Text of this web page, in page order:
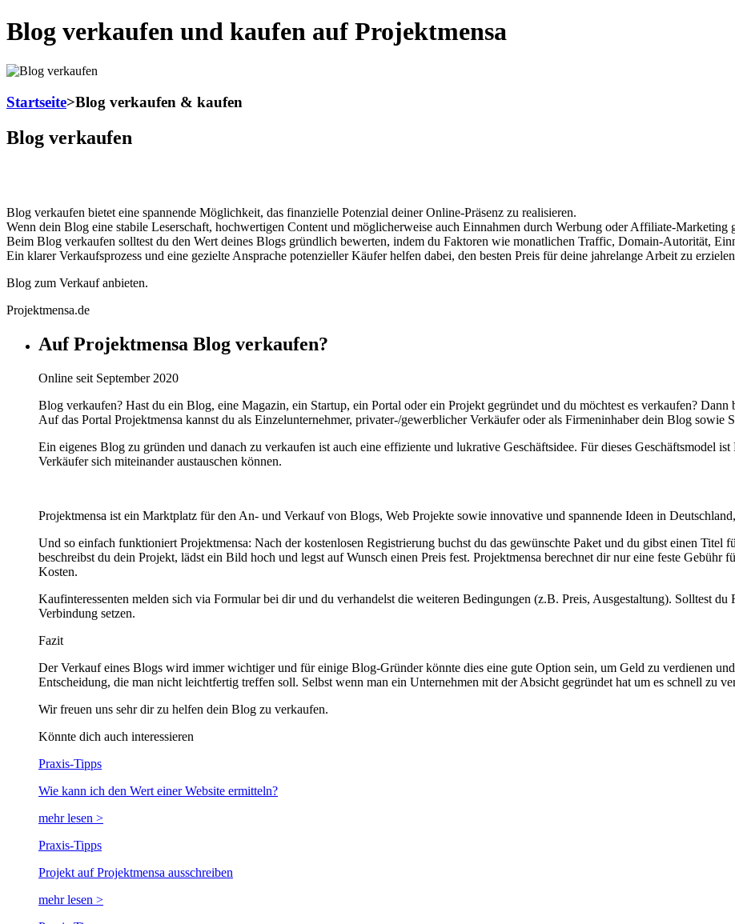
Blog verkaufen und kaufen auf Projektmensa
Startseite>Blog verkaufen & kaufen
Blog verkaufen
Blog verkaufen bietet eine spannende Möglichkeit, das finanzielle Potenzial deiner Online-Präsenz zu realisieren.
Wenn dein Blog eine stabile Leserschaft, hochwertigen Content und möglicherweise auch Einnahmen durch Werbung oder Affiliate-Marketing
Beim Blog verkaufen solltest du den Wert deines Blogs gründlich bewerten, indem du Faktoren wie monatlichen Traffic, Domain-Autorität,
Ein klarer Verkaufsprozess und eine gezielte Ansprache potenzieller Käufer helfen dabei, den besten Preis für deine jahrelange Arbeit zu
Blog zum Verkauf anbieten.
Projektmensa.de
Auf Projektmensa Blog verkaufen?
Online seit September 2020
Blog verkaufen? Hast du ein Blog, eine Magazin, ein Startup, ein Portal oder ein Projekt gegründet und du möchtest es verkaufen?
Auf das Portal Projektmensa kannst du als Einzelunternehmer, privater-/gewerblicher Verkäufer oder als Firmeninhaber dein Blog sowie
Ein eigenes Blog zu gründen und danach zu verkaufen ist auch eine effiziente und lukrative Geschäftsidee. Für dieses Geschäftsmodel
Verkäufer sich miteinander austauschen können.
Projektmensa ist ein Marktplatz für den An- und Verkauf von Blogs, Web Projekte sowie innovative und spannende Ideen in
Und so einfach funktioniert Projektmensa: Nach der kostenlosen Registrierung buchst du das gewünschte Paket und du gibst einen Titel
beschreibst du dein Projekt, lädst ein Bild hoch und legst auf Wunsch einen Preis fest. Projektmensa berechnet dir nur eine feste Gebühr
Kosten.
Kaufinteressenten melden sich via Formular bei dir und du verhandelst die weiteren Bedingungen (z.B. Preis, Ausgestaltung). Solltest
Verbindung setzen.
Fazit
Der Verkauf eines Blogs wird immer wichtiger und für einige Blog-Gründer könnte dies eine gute Option sein, um Geld zu verdienen
Entscheidung, die man nicht leichtfertig treffen soll. Selbst wenn man ein Unternehmen mit der Absicht gegründet hat um es schnell zu
Wir freuen uns sehr dir zu helfen dein Blog zu verkaufen.
Könnte dich auch interessieren
Praxis-Tipps
Wie kann ich den Wert einer Website ermitteln?
mehr lesen >
Praxis-Tipps
Projekt auf Projektmensa ausschreiben
mehr lesen >